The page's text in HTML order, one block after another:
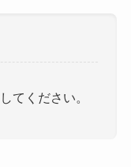
してください。